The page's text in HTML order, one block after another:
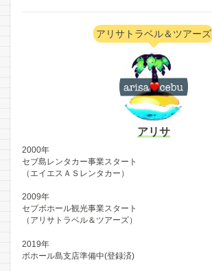
アリサトラベル＆ツアーズ
アリサ
2000年
セブ島レンタカー事業スタート
（エイエスＡＳレンタカー）
2009年
セブボホール観光事業スタート
（アリサトラベル＆ツアーズ）
2019年
ボホール島支店準備中(登録済)